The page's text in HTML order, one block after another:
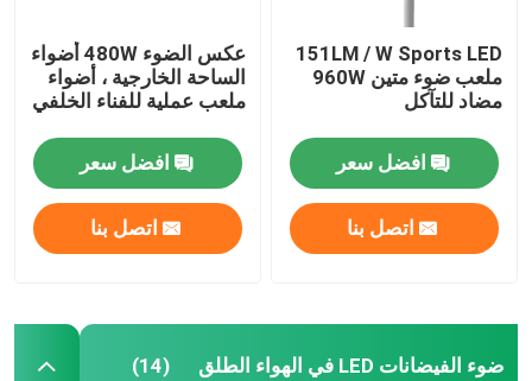
151LM / W Sports LED
ملعب ضوء متين 960W
مضاد للتآكل
افضل سعر
اتصل بنا
عكس الضوء 480W أضواء
الساحة الخارجية ، أضواء
ملعب عملية للفناء الخلفي
افضل سعر
اتصل بنا
ضوء الفيضانات LED في الهواء الطلق (14)